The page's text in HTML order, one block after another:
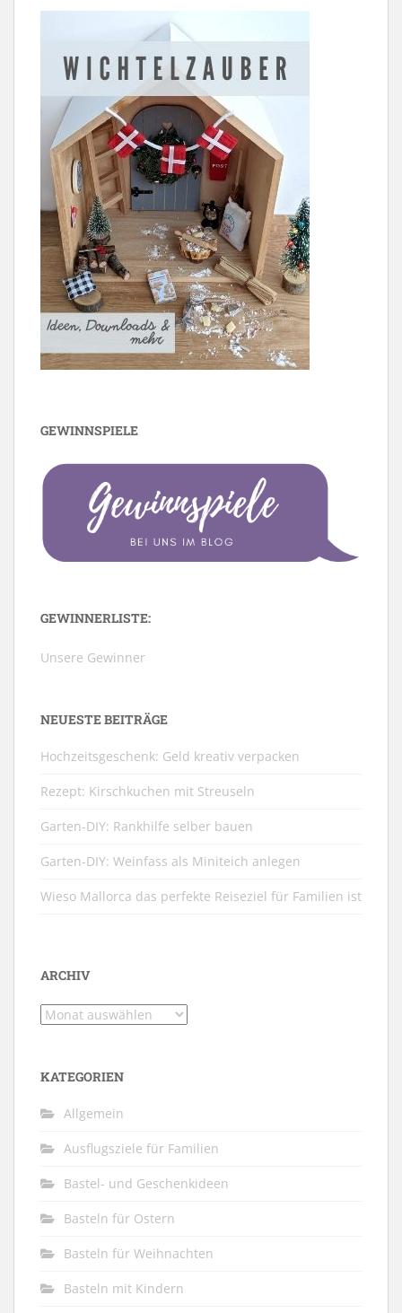
GEWINNSPIELE
GEWINNERLISTE:
Unsere Gewinner
NEUESTE BEITRÄGE
Hochzeitsgeschenk: Geld kreativ verpacken
Rezept: Kirschkuchen mit Streuseln
Garten-DIY: Rankhilfe selber bauen
Garten-DIY: Weinfass als Miniteich anlegen
Wieso Mallorca das perfekte Reiseziel für Familien ist
ARCHIV
Archiv
KATEGORIEN
Allgemein
Ausflugsziele für Familien
Bastel- und Geschenkideen
Basteln für Ostern
Basteln für Weihnachten
Basteln mit Kindern